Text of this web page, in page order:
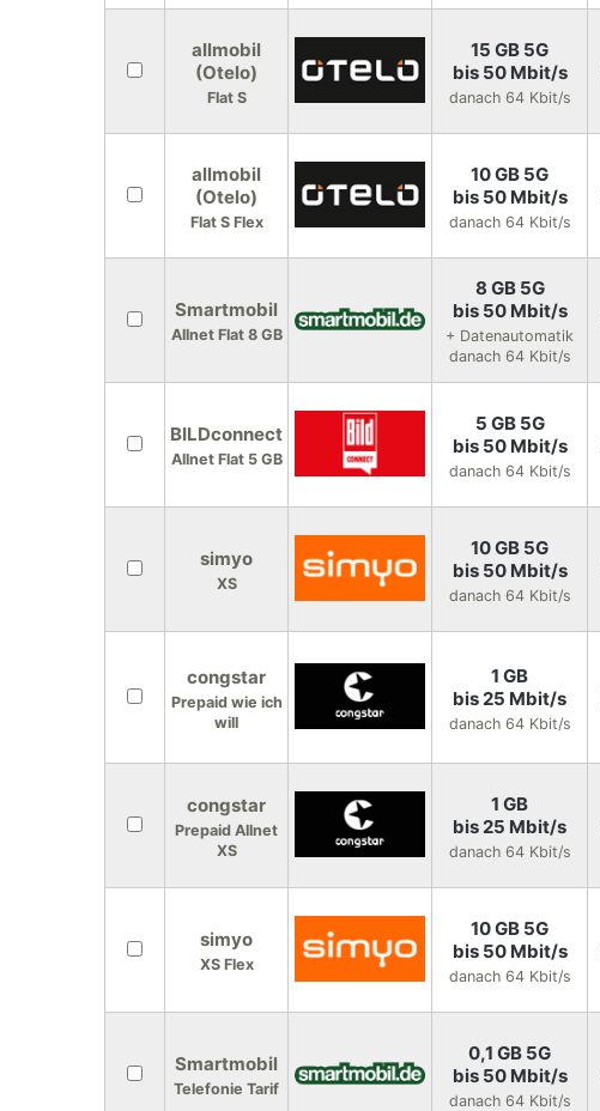
allmobil
(Otelo)
Flat S
15 GB 5G
bis 50 Mbit/s
danach 64 Kbit/s
allmobil
(Otelo)
Flat S Flex
10 GB 5G
bis 50 Mbit/s
danach 64 Kbit/s
Smartmobil
Allnet Flat 8 GB
8 GB 5G
bis 50 Mbit/s
+ Datenautomatik
danach 64 Kbit/s
BILDconnect
Allnet Flat 5 GB
5 GB 5G
bis 50 Mbit/s
danach 64 Kbit/s
simyo
XS
10 GB 5G
bis 50 Mbit/s
danach 64 Kbit/s
congstar
Prepaid wie ich
will
1 GB
bis 25 Mbit/s
danach 64 Kbit/s
congstar
Prepaid Allnet
XS
1 GB
bis 25 Mbit/s
danach 64 Kbit/s
simyo
XS Flex
10 GB 5G
bis 50 Mbit/s
danach 64 Kbit/s
Smartmobil
Telefonie Tarif
0,1 GB 5G
bis 50 Mbit/s
danach 64 Kbit/s